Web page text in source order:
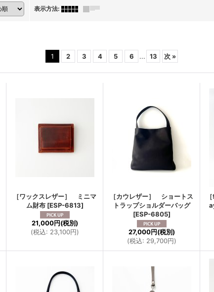
表示方法:
1 2 3 4 5 6 ... 13 次 »
［ワックスレザー］ ミニマ
ム財布 [ESP-6813]
21,000円(税別)
(税込: 23,100円)
［カウレザー］ ショートス
トラップショルダーバッグ
[ESP-6805]
27,000円(税別)
(税込: 29,700円)